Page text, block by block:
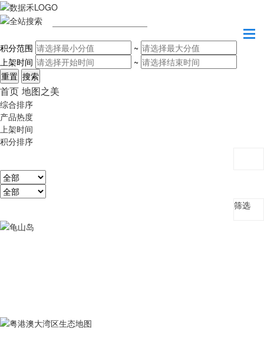
积分范围
~
上架时间
~
首页 地图之美
综合排序
产品热度
上架时间
积分排序
筛选